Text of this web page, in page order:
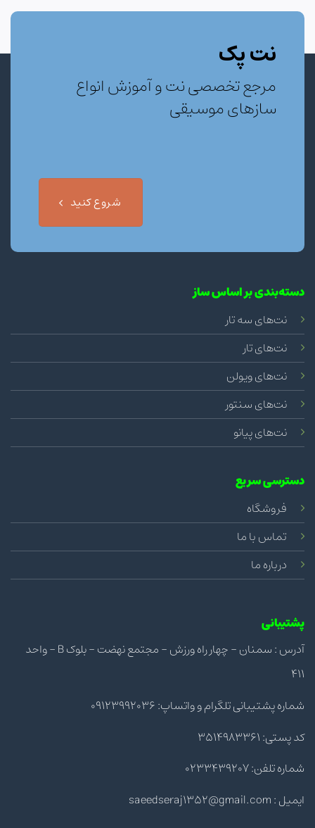
نت پک
مرجع تخصصی نت و آموزش انواع
سازهای موسیقی
شروع کنید
دسته‌بندی بر اساس ساز
نت‌های سه تار
نت‌های تار
نت‌های ویولن
نت‌های سنتور
نت‌های پیانو
دسترسی سریع
فروشگاه
تماس با ما
درباره ما
پشتیبانی
آدرس : سمنان - چهار راه ورزش - مجتمع نهضت - بلوک B - واحد
411
شماره پشتیبانی تلگرام و واتساپ: 09123992036
کد پستی: 3514983361
شماره تلفن: 0233439207
ایمیل : saeedseraj1352@gmail.com